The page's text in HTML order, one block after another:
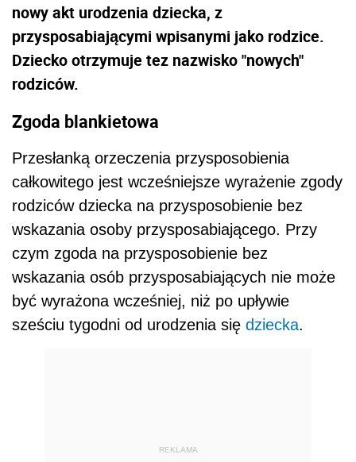
nowy akt urodzenia dziecka, z
przysposabiającymi wpisanymi jako rodzice.
Dziecko otrzymuje tez nazwisko "nowych"
rodziców.
Zgoda blankietowa
Przesłanką orzeczenia przysposobienia
całkowitego jest wcześniejsze wyrażenie zgody
rodziców dziecka na przysposobienie bez
wskazania osoby przysposabiającego. Przy
czym zgoda na przysposobienie bez
wskazania osób przysposabiających nie może
być wyrażona wcześniej, niż po upływie
sześciu tygodni od urodzenia się dziecka.
REKLAMA